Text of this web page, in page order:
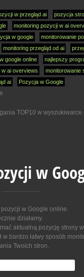
w przegląd ai
pozycja
monitoring pozycji w ai
w google
monitorowanie
monitoring przegląd od ai
google online
najlepszy
ai overviews
monitorowanie
ai
Pozycja w Google
TOP10 w wyszukiwarce
w
w Google online.
działamy.
aktualną pozycję strony
bardzo łatwy sposób
Twoich stron.